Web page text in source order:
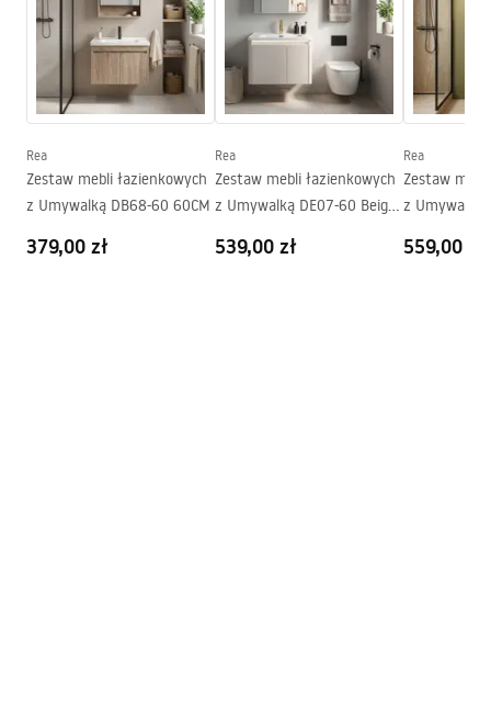
Głębokość (mm):
360mm
Instrukcja montażu
manual.pdf
Instrukcja_montazu_meble.pdf
Rea
Zestaw mebli łazienkowych
z Umywalką DB68-60 60CM
379,00 zł
Rea
Zestaw mebli łazienkowych
z Umywalką DE07-60 Beige
539,00 zł
Rea
Zestaw
z Umywalką
559,00 zł